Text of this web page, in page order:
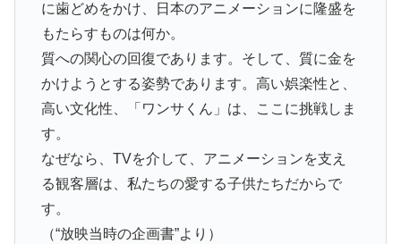
に歯どめをかけ、日本のアニメーションに隆盛を
もたらすものは何か。
質への関心の回復であります。そして、質に金を
かけようとする姿勢であります。高い娯楽性と、
高い文化性、「ワンサくん」は、ここに挑戦しま
す。
なぜなら、TVを介して、アニメーションを支え
る観客層は、私たちの愛する子供たちだからで
す。
（“放映当時の企画書”より）